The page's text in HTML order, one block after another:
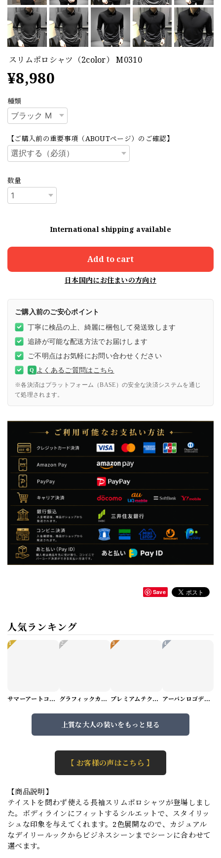
スリムポロシャツ（2color） M0310
¥8,980
種類
【ご購入前の重要事項（ABOUTページ）のご確認】
数量
International shipping available
Add to cart
日本国内にお住まいの方向け
ご購入前のご安心ポイント
丁寧に検品の上、綺麗に梱包して発送致します
追跡が可能な配送方法でお届けします
ご不明点はお気軽にお問い合わせください
Q よくあるご質問はこちら
※各決済はプラットフォーム（BASE）の安全な決済システムを通じ
て処理されます。
Save
人気ランキング
1
サマーアートコーデセット（5パターン） M1048
2
グラフィックカーゴショートパンツ M1029
3
プレミアムテクスチャーニット（4color） M0971
4
アーバンロゴデザインTシャツ（3color） M0984
上質な大人の装いをもっと見る
【 お客様の声はこちら 】
【商品説明】
テイストを問わず使える長袖スリムポロシャツが登場しまし
た。ボディラインにフィットするシルエットで、スタイリッ
シュな印象を与えてくれます。2色展開なので、カジュアル
なデイリールックからビジネスシーンまでシーンに合わせて
選べます。